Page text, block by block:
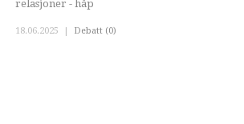
relasjoner - håp
18.06.2025 Debatt (0)